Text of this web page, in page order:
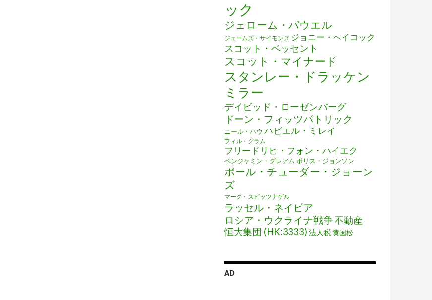
ック
ジェローム・パウエル
ジェームズ・サイモンズ ジョニー・ヘイコック
スコット・ベッセント
スコット・マイナード
スタンレー・ドラッケン
ミラー
デイビッド・ローゼンバーグ
ドーン・フィッツパトリック
ニール・ハウ ハビエル・ミレイ
フィル・グラム
フリードリヒ・フォン・ハイエク
ベンジャミン・グレアム ボリス・ジョンソン
ポール・チューダー・ジョーン
ズ
マーク・スピッツナゲル
ラッセル・ネイピア
ロシア・ウクライナ戦争不動産
恒大集団 (HK:3333) 法人税黄国松
AD